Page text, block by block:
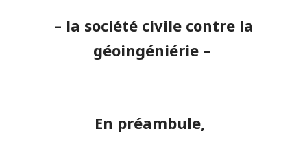
– la société civile contre la
géoingéniérie –
En préambule,